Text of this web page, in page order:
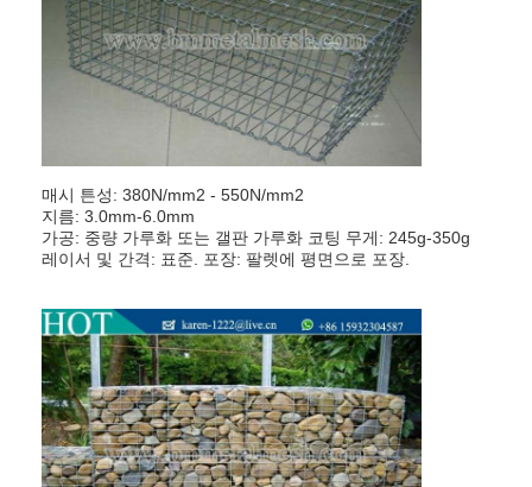
벌집 망
매시 튼성: 380N/mm2 - 550N/mm2
지름: 3.0mm-6.0mm
가공: 중량 가루화 또는 갤판 가루화 코팅 무게: 245g-350g
레이서 및 간격: 표준. 포장: 팔렛에 평면으로 포장.